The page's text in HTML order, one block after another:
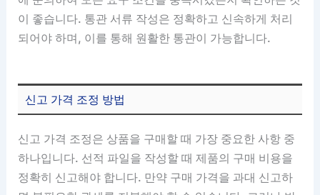
이 좋습니다. 통관 서류 작성은 정확하고 신속하게 처리
되어야 하며, 이를 통해 원활한 통관이 가능합니다.
신고 가격 조정 방법
신고 가격 조정은 상품을 구매할 때 가장 중요한 사항 중
하나입니다. 선적 파일을 작성할 때 제품의 구매 비용을
정확히 신고해야 합니다. 만약 구매 가격을 과대 신고하